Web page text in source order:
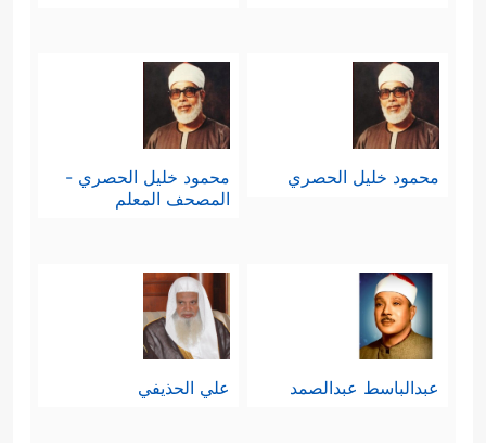
محمود خليل الحصري
محمود خليل الحصري -
المصحف المعلم
عبدالباسط عبدالصمد علي الحذيفي